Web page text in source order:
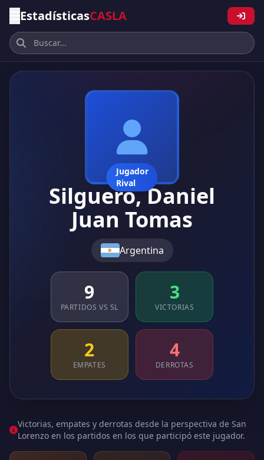
EstadísticasCASLA
Jugador
Rival
Silguero, Daniel
Juan Tomas
Argentina
9
PARTIDOS VS SL
3
VICTORIAS
2
EMPATES
4
DERROTAS
Victorias, empates y derrotas desde la perspectiva de San
Lorenzo en los partidos en los que participó este jugador.